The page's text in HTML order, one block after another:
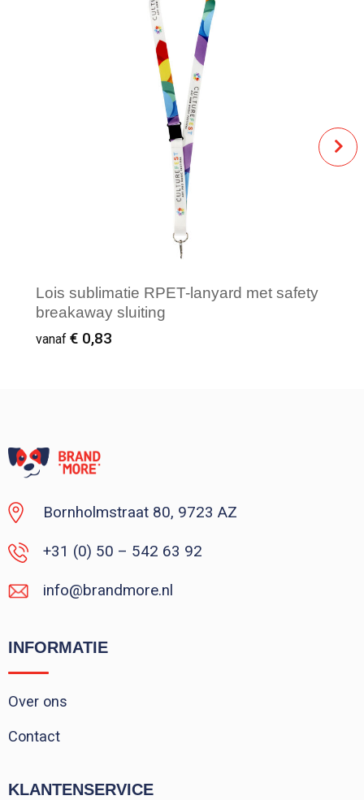
Lois sublimatie RPET-lanyard met safety
breakaway sluiting
vanaf € 0,83
Bornholmstraat 80, 9723 AZ
+31 (0) 50 – 542 63 92
info@brandmore.nl
INFORMATIE
Over ons
Contact
KLANTENSERVICE